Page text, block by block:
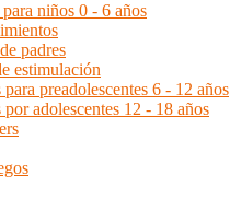
niños 0 - 6 años
padres
estimulación
preadolescentes 6 - 12 años
por adolescentes 12 - 18 años